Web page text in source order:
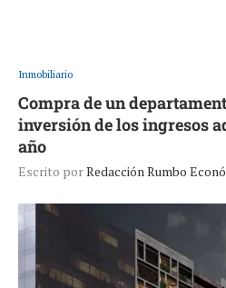
Inmobiliario
Compra de un
inversión de los ingresos
año
Escrito porRedacción Rumbo